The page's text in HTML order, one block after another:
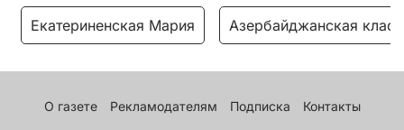
Екатериненская Мария Азербайджанская
О газете Рекламодателям Подписка Контакты